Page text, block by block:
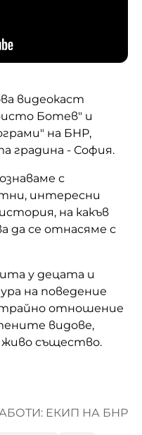
видеокаст
Ботев" и
на БНР,
градина - София.
с
интересни
на какъв
да се отнасяме с
у децата и
на поведение
отношение
видове,
живо същество.
ЕКИП НА БНР